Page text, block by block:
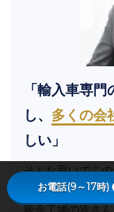
「輸入車専
し、 多くの会
しい」
そんな思いでこ
のインターネッ
鈑金工場の皆さ
お電話(9～17時)